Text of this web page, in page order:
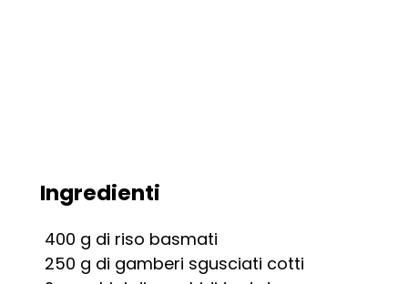
Ingredienti
400 g di riso basmati
250 g di gamberi sgusciati cotti